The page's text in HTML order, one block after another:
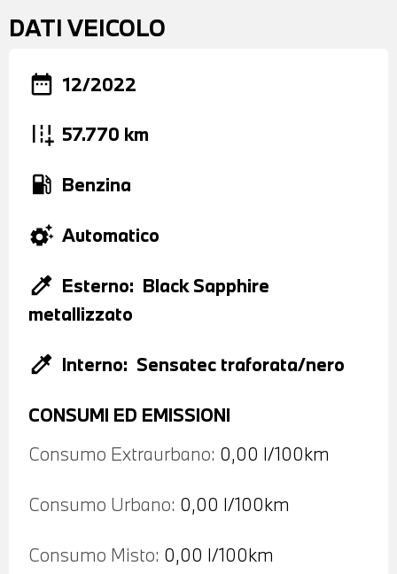
DATI VEICOLO
date_range 12/2022
add_road 57.770 km
local_gas_station Benzina
settings_suggest Automatico
colorize Esterno: Black Sapphire
metallizzato
colorize Interno: Sensatec traforata/nero
CONSUMI ED EMISSIONI
Consumo Extraurbano: 0,00 l/100km
Consumo Urbano: 0,00 l/100km
Consumo Misto: 0,00 l/100km